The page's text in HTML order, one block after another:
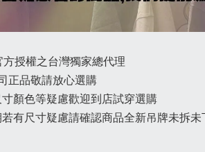
授權之台灣獨家總代理
正品敬請放心選購
顏色等疑慮歡迎到店試穿選購
有尺寸疑慮請確認商品全新吊牌未拆